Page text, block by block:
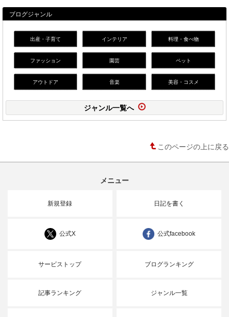
ブログジャンル
出産・子育て インテリア 料理・食べ物
ファッション 園芸 ペット
アウトドア 音楽 美容・コスメ
ジャンル一覧へ
このページの上に戻る
メニュー
新規登録 日記を書く
公式X 公式facebook
サービストップ ブログランキング
記事ランキング ジャンル一覧